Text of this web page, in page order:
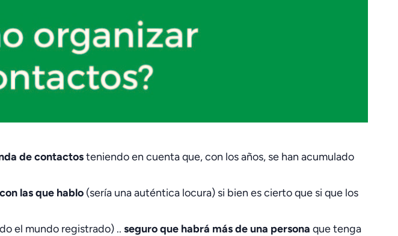
de contactosteniendo en cuenta que, con los años, se han acumulado
las que hablo (sería una auténtica locura) si bien es cierto que si que los
el mundo registrado) .. seguro que habrá más de una persona que tenga